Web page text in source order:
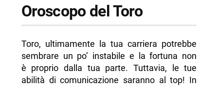
Oroscopo del Toro
Toro, ultimamente la tua carriera potrebbe
sembrare un po’ instabile e la fortuna non
è proprio dalla tua parte. Tuttavia, le tue
abilità di comunicazione saranno al top! In